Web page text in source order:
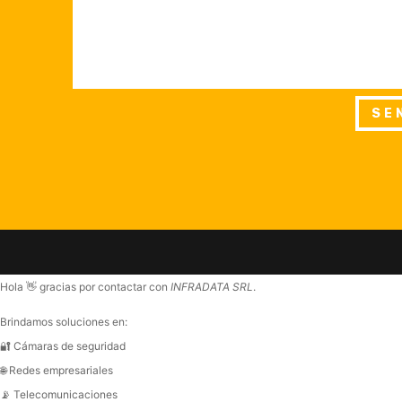
Hola 👋 gracias por contactar con INFRADATA SRL .
Brindamos soluciones en:
🔐 Cámaras de seguridad
🌐 Redes empresariales
📡 Telecomunicaciones